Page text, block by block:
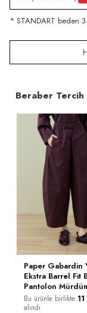
* STANDART beden
Beraber
Paper Gabardin
Ekstra Barrel Fit
Pantolon
Bu ürünle birlikte 11
alındı